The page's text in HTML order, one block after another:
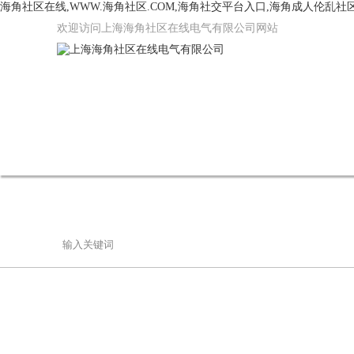
海角社区在线,WWW.海角社区.COM,海角社交平台入口,海角成人伦乱社
欢迎访问上海海角社区在线电气有限公司网站